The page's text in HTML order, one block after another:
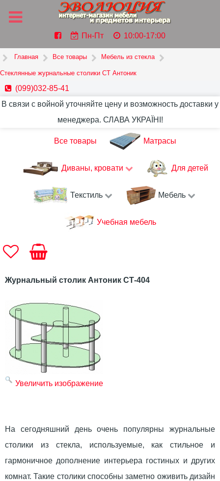
Пн-Пт 10:00-17:00
Главная Все товары Мебель из стекла
Стеклянные журнальные столики СТ Антоник
(099)032-85-41
В связи с войной уточняйте цену и возможность доставки у
менеджера. СЛАВА УКРАЇНІ!
Все товары Матрасы
Диваны, кровати Для детей
Текстиль Мебель
Учебная мебель
Журнальный столик Антоник СТ-404
Увеличить изображение
На сегодняшний день очень популярны журнальные
столики из стекла, используемые, как стильное и
гармоничное дополнение интерьера гостиных и других
комнат. Такие столики способны заметно оживить дизайн